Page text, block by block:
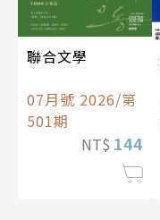
聯合文學
07月號 2026/第
501期
NT$ 144